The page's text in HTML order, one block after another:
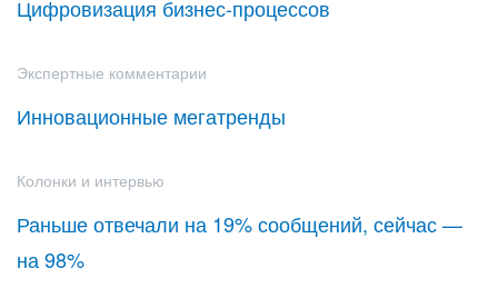
Цифровизация бизнес-процессов
Экспертные комментарии
Инновационные мегатренды
Колонки и интервью
Раньше отвечали на 19% сообщений, сейчас —
на 98%